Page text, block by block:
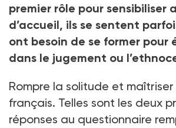
premier rôle pour sensibiliser
d’accueil, ils se sentent
ont besoin de se former pour
dans le jugement ou
Rompre la solitude et
français. Telles sont les deux
réponses au questionnaire